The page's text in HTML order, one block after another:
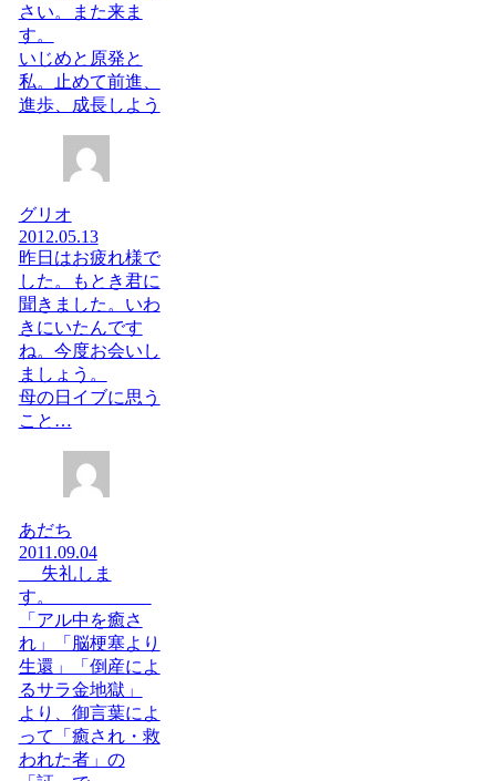
さい。また来ま
す。
いじめと原発と
私。止めて前進、
進歩、成長しよう
グリオ
2012.05.13
昨日はお疲れ様で
した。もとき君に
聞きました。いわ
きにいたんです
ね。今度お会いし
ましょう。
母の日イブに思う
こと…
あだち
2011.09.04
失礼しま
す。
「アル中を癒さ
れ」「脳梗塞より
生還」「倒産によ
るサラ金地獄」
より、御言葉によ
って「癒され・救
われた者」の